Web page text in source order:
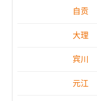
自贡
大理
宾川
元江